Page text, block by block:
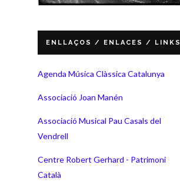
ENLLAÇOS / ENLACES / LINKS
Agenda Música Clàssica Catalunya
Associació Joan Manén
Associació Musical Pau Casals del
Vendrell
Centre Robert Gerhard - Patrimoni
Català